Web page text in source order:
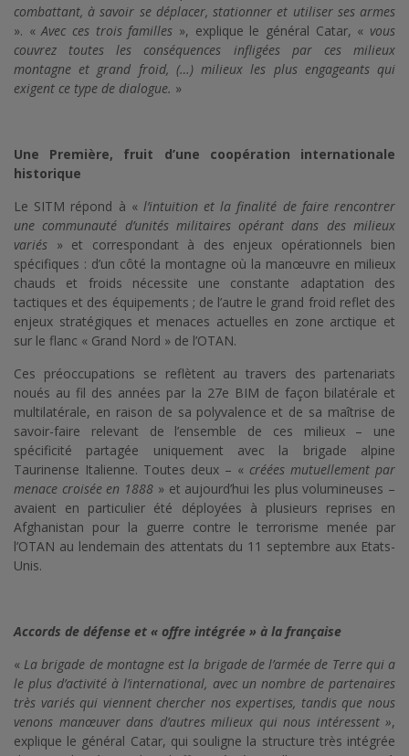
combattant, à savoir se déplacer, stationner et utiliser ses armes
». «Avec ces trois familles », explique le général Catar, « vous
couvrez toutes les conséquences infligées par ces milieux
montagne et grand froid, (…) milieux les plus engageants qui
exigent ce type de dialogue. »
Une Première, fruit d’une coopération internationale
historique
Le SITM répond à « l’intuition et la finalité de faire rencontrer
une communauté d’unités militaires opérant dans des milieux
variés » et correspondant à des enjeux opérationnels bien
spécifiques : d’un côté la montagne où la manœuvre en milieux
chauds et froids nécessite une constante adaptation des
tactiques et des équipements ; de l’autre le grand froid reflet des
enjeux stratégiques et menaces actuelles en zone arctique et
sur le flanc « Grand Nord » de l’OTAN.
Ces préoccupations se reflètent au travers des partenariats
noués au fil des années par la 27e BIM de façon bilatérale et
multilatérale, en raison de sa polyvalence et de sa maîtrise de
savoir-faire relevant de l’ensemble de ces milieux – une
spécificité partagée uniquement avec la brigade alpine
Taurinense Italienne. Toutes deux – « créées mutuellement par
menace croisée en 1888 » et aujourd’hui les plus volumineuses –
avaient en particulier été déployées à plusieurs reprises en
Afghanistan pour la guerre contre le terrorisme menée par
l’OTAN au lendemain des attentats du 11 septembre aux Etats-
Unis.
Accords de défense et « offre intégrée » à la française
« La brigade de montagne est la brigade de l’armée de Terre qui a
le plus d’activité à l’international, avec un nombre de partenaires
très variés qui viennent chercher nos expertises, tandis que nous
venons manœuver dans d’autres milieux qui nous intéressent »,
explique le général Catar, qui souligne la structure très intégrée